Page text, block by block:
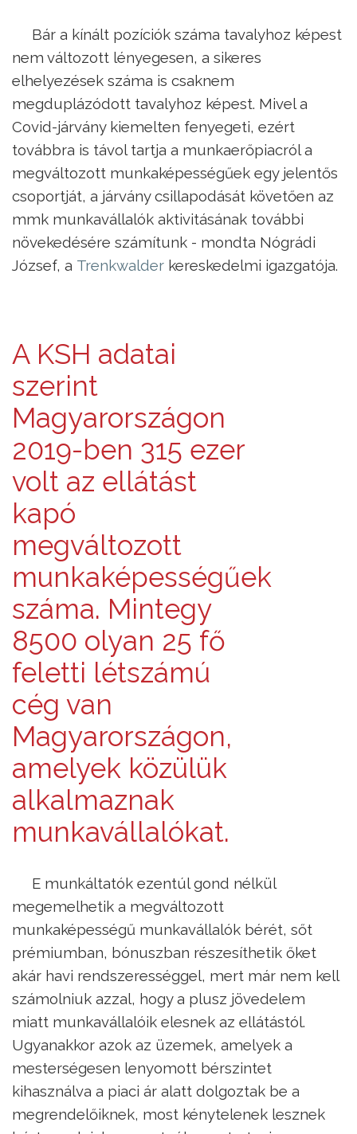
Bár a kínált pozíciók száma tavalyhoz képest
nem változott lényegesen, a sikeres
elhelyezések száma is csaknem
megduplázódott tavalyhoz képest. Mivel a
Covid-járvány kiemelten fenyegeti, ezért
továbbra is távol tartja a munkaerőpiacról a
megváltozott munkaképességűek egy jelentős
csoportját, a járvány csillapodását követően az
mmk munkavállalók aktivitásának további
növekedésére számítunk - mondta Nógrádi
József, a Trenkwalder kereskedelmi igazgatója.
A KSH adatai
szerint
Magyarországon
2019-ben 315 ezer
volt az ellátást
kapó
megváltozott
munkaképességűek
száma. Mintegy
8500 olyan 25 fő
feletti létszámú
cég van
Magyarországon,
amelyek közülük
alkalmaznak
munkavállalókat.
E munkáltatók ezentúl gond nélkül
megemelhetik a megváltozott
munkaképességű munkavállalók bérét, sőt
prémiumban, bónuszban részesíthetik őket
akár havi rendszerességgel, mert már nem kell
számolniuk azzal, hogy a plusz jövedelem
miatt munkavállalóik elesnek az ellátástól.
Ugyanakkor azok az üzemek, amelyek a
mesterségesen lenyomott bérszintet
kihasználva a piaci ár alatt dolgoztak be a
megrendelőiknek, most kénytelenek lesznek